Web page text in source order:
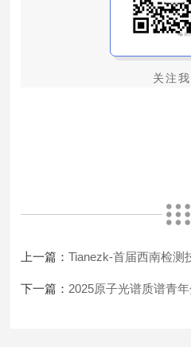
关注
上一篇：Tianezk-首届西南检测技术
下一篇： 2025原子光谱质谱青年分析家学术研